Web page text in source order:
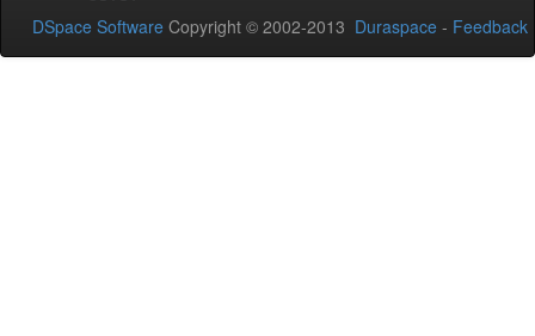
DSpace Software Copyright © 2002-2013 Duraspace - Feedback